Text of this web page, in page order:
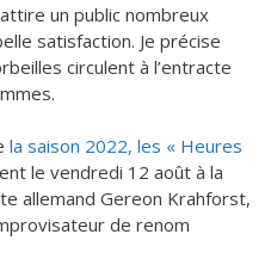
un public nombreux
satisfaction. Je précise
circulent à l’entracte
​.
la saison 2022, les « Heures
le vendredi 12 août à la
allemand Gereon Krahforst,
de renom